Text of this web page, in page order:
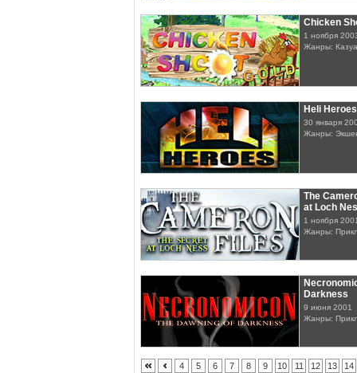
Chicken
1 ноября
Жанры:
Heli Heroes
30 января
Жанры:
The
at Loch
1 ноября
Жанры:
Darkness
9 июня 2001
Жанры:
4 5 6 7 8 9 10 11 12 13 14